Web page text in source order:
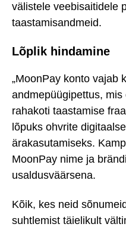
välistele veebisaitidele
taastamisandmeid.
Lõplik hindamine
„MoonPay konto vajab
andmepüügipettus,
rahakoti taastamise
lõpuks ohvrite
ärakasutamiseks.
MoonPay nime ja
usaldusväärsena.
Kõik, kes neid
suhtlemist täielikult